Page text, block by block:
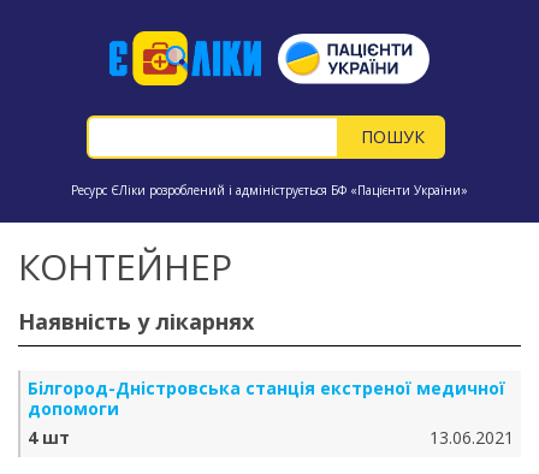
Ресурс ЄЛіки розроблений і адмініструється БФ «Пацієнти України»
КОНТЕЙНЕР
Наявність у лікарнях
Бiлгород-Днiстровська станція екстреної медичної
допомоги
4 шт
13.06.2021